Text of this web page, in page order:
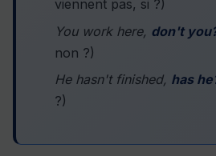
viennent pas, si ?)
You work here, don't
non ?)
He hasn't finished, has
?)